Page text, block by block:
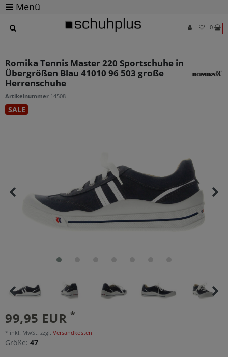
Menü
0
Romika Tennis Master 220 Sportschuhe in
Übergrößen Blau 41010 96 503 große
Herrenschuhe
Artikelnummer 14508
SALE
99,95 EUR *
* inkl. MwSt. zzgl. Versandkosten
Größe: 47